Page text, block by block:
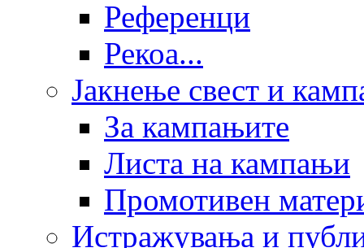
Референци
Рекоа...
Јакнење свест и
За кампањите
Листа на кампањи
Промотивен
Истражувања и